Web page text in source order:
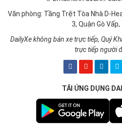
Văn phòng: Tầng Trệt Tòa Nhà D-
3, Quận Gò Vấp,
DailyXe không bán xe trực tiếp, Quý
trực tiếp người
TẢI ỨNG DỤNG